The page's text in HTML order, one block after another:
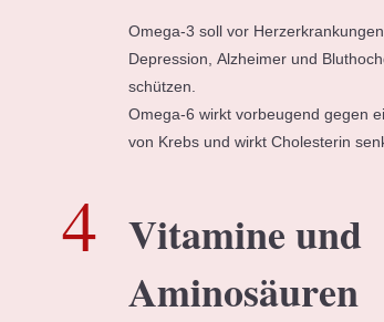
Omega-3 soll vor
Depression, Alzheimer und
schützen.
Omega-6 wirkt vorbeugend gegen
von Krebs und wirkt Cholesterin
Vitamine und
Aminosäuren